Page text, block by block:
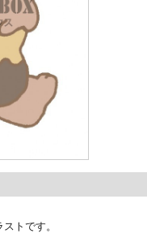
トです。